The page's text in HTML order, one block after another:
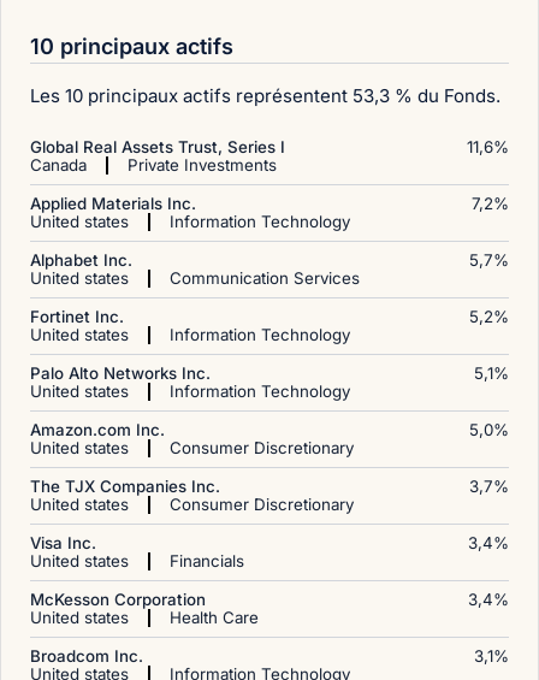
10 principaux actifs
Les 10 principaux actifs représentent 53,3 % du Fonds.
Global Real Assets Trust, Series I 11,6%
Canada
Private Investments
Applied Materials Inc.
7,2%
United states
Information Technology
Alphabet Inc.
5,7%
United states
Communication Services
Fortinet Inc.
5,2%
United states
Information Technology
Palo Alto Networks Inc.
5,1%
United states
Information Technology
Amazon.com Inc.
5,0%
United states
Consumer Discretionary
The TJX Companies Inc.
3,7%
United states
Consumer Discretionary
Visa Inc.
3,4%
United states
Financials
McKesson Corporation
3,4%
United states
Health Care
Broadcom Inc.
3,1%
United states
Information Technology